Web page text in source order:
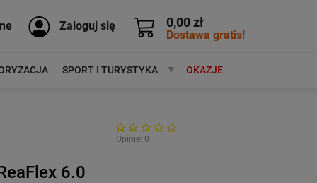
0,00 zł
Dostawa gratis!
Zaloguj się
SPORT I TURYSTYKA MARKIOKAZJE
Opinie: 0
6.0